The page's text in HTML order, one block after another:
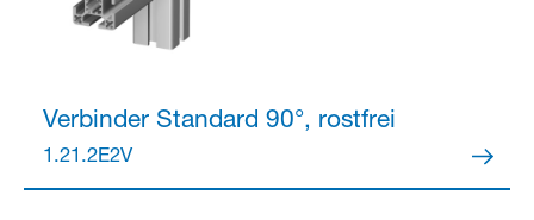
VerbinderStandard 90°, rostfrei
1.21.2E2V